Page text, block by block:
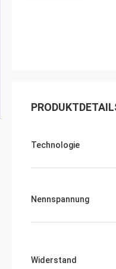
Technologie
Nennspannung
Widerstand